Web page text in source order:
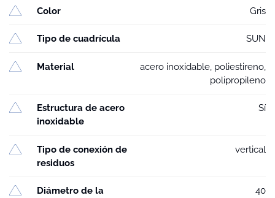
Color Gris
Tipo de cuadrícula SUN
Material
acero inoxidable, poliestireno,
polipropileno
Estructura de acero
inoxidable
Sí
Tipo de conexión de
residuos
vertical
Diámetro de la
40